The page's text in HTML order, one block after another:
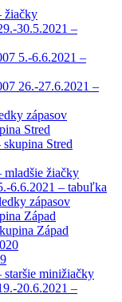
žiačky
30.5.2021 –
5.-6.6.2021 –
26.-27.6.2021 –
zápasov
Stred
Stred
žiačky
6.6.2021 – tabuľka
zápasov
Západ
Západ
minižiačky
20.6.2021 –